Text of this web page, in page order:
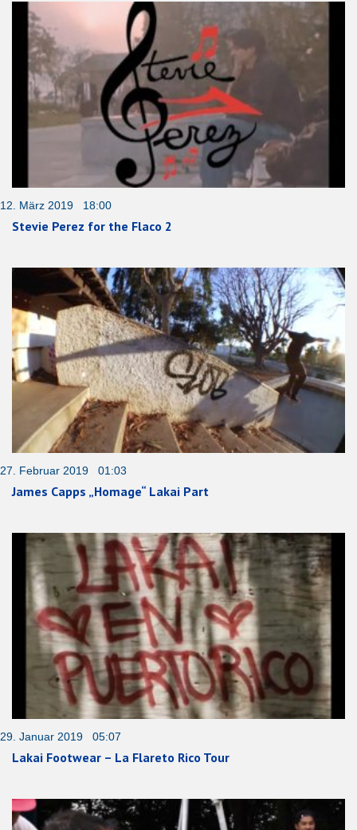
12. März 2019 18:00
Stevie Perez for the Flaco 2
27. Februar 2019 01:03
James Capps „Homage“ Lakai Part
29. Januar 2019 05:07
Lakai Footwear – La Flareto Rico Tour